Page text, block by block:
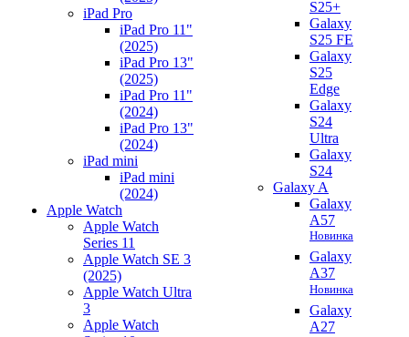
iPad Pro
iPad Pro 11"
(2025)
iPad Pro 13"
(2025)
iPad Pro 11"
(2024)
iPad Pro 13"
(2024)
iPad mini
iPad mini
(2024)
Apple Watch
Apple Watch
Series 11
Apple Watch SE 3
(2025)
Apple Watch Ultra
3
Apple Watch
S25+
Galaxy
S25 FE
Galaxy
S25
Edge
Galaxy
S24
Ultra
Galaxy
S24
Galaxy A
Galaxy
A57
Новинка
Galaxy
A37
Новинка
Galaxy
A27